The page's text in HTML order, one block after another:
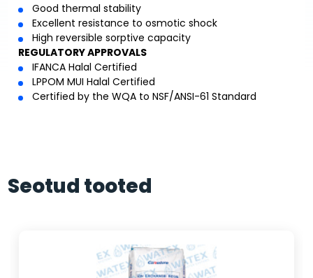
Good thermal stability
Excellent resistance to osmotic shock
High reversible sorptive capacity
REGULATORY APPROVALS
IFANCA Halal Certified
LPPOM MUI Halal Certified
Certified by the WQA to NSF/ANSI-61 Standard
Seotud tooted